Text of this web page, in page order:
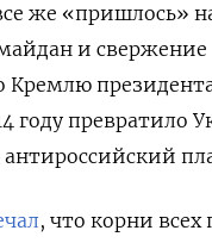
же «пришлось»
и свержение
Кремлю
году превратило
антироссийский
, что корни всех